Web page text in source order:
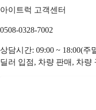
아이트럭 고객센터
0508-0328-7002
상담시간: 09:00 ~ 18:00(주
딜러 입점, 차량 판매, 차량